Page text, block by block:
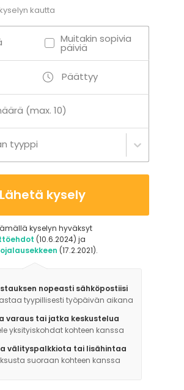
ja puitteista
ja 2 vessaa
erilaisia erä- ja
ainutlaatuista luontoa
puitteet lintujahteihin,
peltopyytä, sorsaa & fasaania.
kautta
Muitakin sopivia
päiviä
Päättyy
(max. 10)
tyyppi
Lähetä kysely
kyselyn hyväksyt
(10.6.2024) ja
(17.2.2021).
nopeasti sähköpostiisi
tyypillisesti työpäivän aikana
varaus tai jatka keskustelua
yksityiskohdat kohteen kanssa
välityspalkkiota tai lisähintaa
suoraan kohteen kanssa